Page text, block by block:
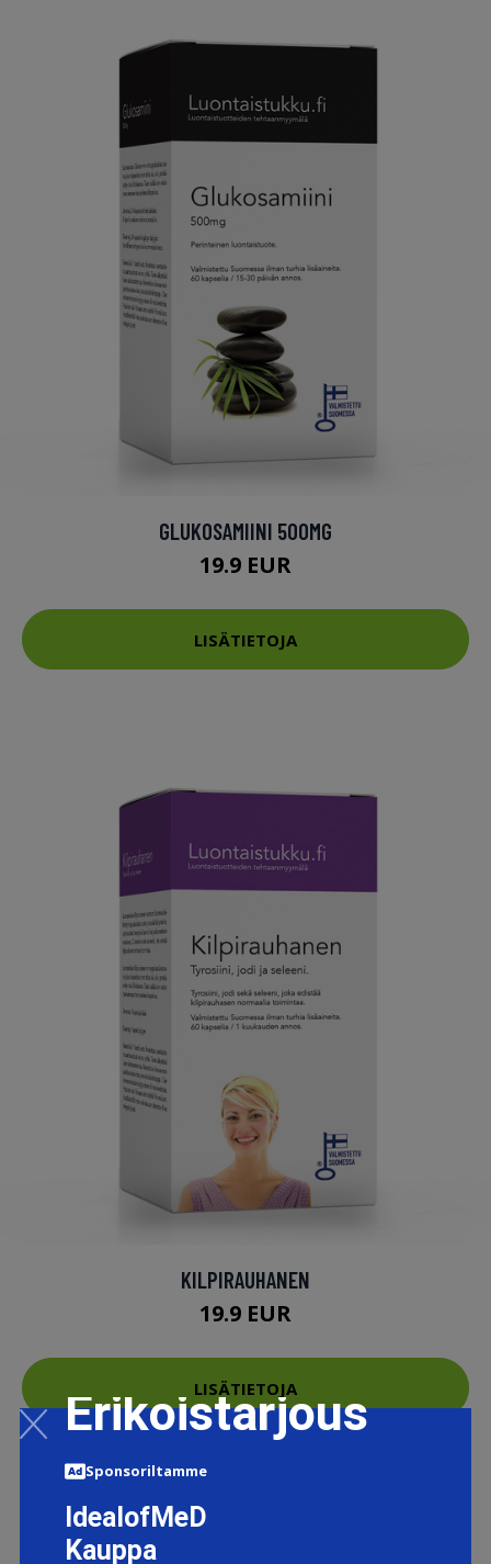
GLUKOSAMIINI 500MG
19.9 EUR
LISÄTIETOJA
KILPIRAUHANEN
19.9 EUR
LISÄTIETOJA
Erikoistarjous
Sponsoriltamme
IdealofMeD
Kauppa